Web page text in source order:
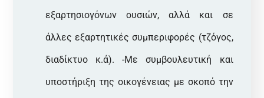
εξαρτησιογόνων ουσιών, αλλά και σε
άλλες εξαρτητικές συμπεριφορές (τζόγος,
διαδίκτυο κ.ά). -Με συμβουλευτική και
υποστήριξη της οικογένειας με σκοπό την